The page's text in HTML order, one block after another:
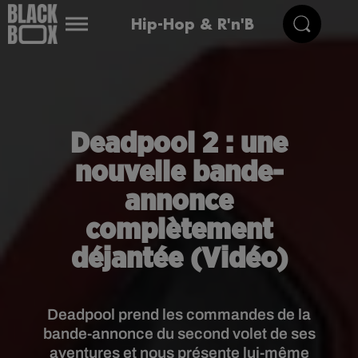
Hip-Hop & R'n'B
Deadpool 2 : une
nouvelle bande-
annonce
complètement
déjantée (Vidéo)
Deadpool prend les commandes de la
bande-annonce du second volet de ses
aventures et nous présente lui-même